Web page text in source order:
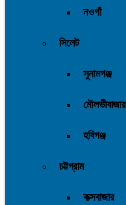
নওগাঁ
সিলেট
সুনামগঞ্জ
মৌলভীবাজার
হবিগঞ্জ
চট্টগ্রাম
কক্সবাজার